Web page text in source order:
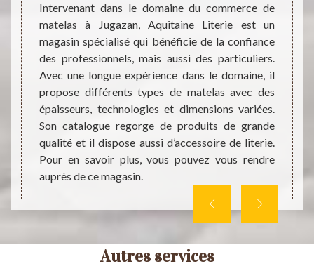
qui
des
de
de
site
Intervenant dans le domaine du commerce de
matelas à Jugazan, Aquitaine Literie est un
magasin spécialisé qui bénéficie de la confiance
des professionnels, mais aussi des particuliers.
Avec une longue expérience dans le domaine, il
propose différents types de matelas avec des
épaisseurs, technologies et dimensions variées.
Son catalogue regorge de produits de grande
qualité et il dispose aussi d’accessoire de literie.
Pour en savoir plus, vous pouvez vous rendre
auprès de ce magasin.
Pour
le
Autres services